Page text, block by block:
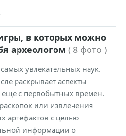
в которых можно
археологом ( 8 фото )
увлекательных наук.
раскрывает аспекты
еще с первобытных времен.
или извлечения
артефактов с целью
информации о